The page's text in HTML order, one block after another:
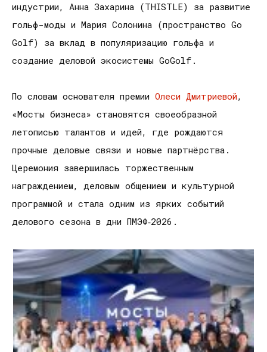
индустрии, Анна Захарина (THISTLE) за развитие
гольф-моды и Мария Солонина (пространство Go
Golf) за вклад в популяризацию гольфа и
создание деловой экосистемы GoGolf.
По словам основателя премии Олеси Дмитриевой,
«Мосты бизнеса» становятся своеобразной
летописью талантов и идей, где рождаются
прочные деловые связи и новые партнёрства.
Церемония завершилась торжественным
награждением, деловым общением и культурной
программой и стала одним из ярких событий
делового сезона в дни ПМЭФ‑2026.